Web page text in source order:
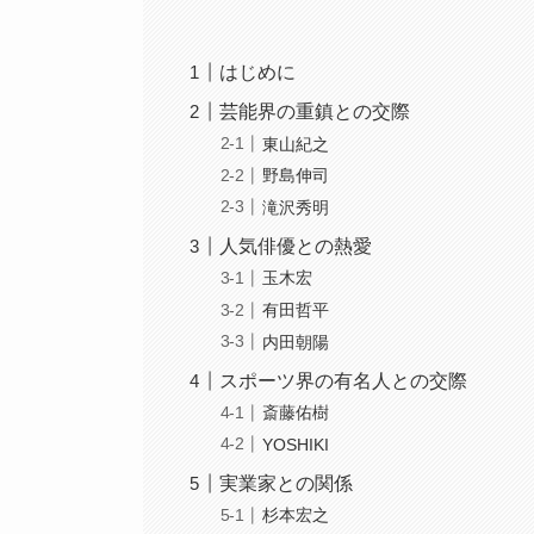
はじめに
芸能界の重鎮との交際
東山紀之
野島伸司
滝沢秀明
人気俳優との熱愛
玉木宏
有田哲平
内田朝陽
スポーツ界の有名人との交際
斎藤佑樹
YOSHIKI
実業家との関係
杉本宏之